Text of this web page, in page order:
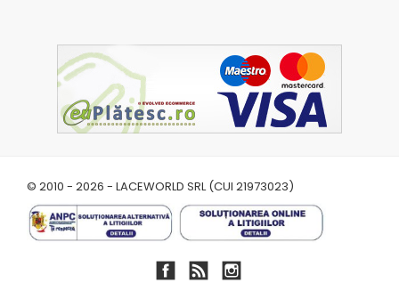
© 2010 - 2026 - LACEWORLD SRL (CUI 21973023)
FacebookRSS Instagram